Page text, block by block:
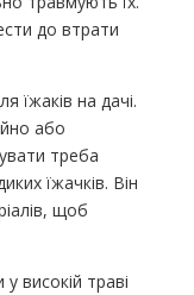
до втрати
їжаків на дачі.
або
треба
їжачків. Він
щоб
високій траві